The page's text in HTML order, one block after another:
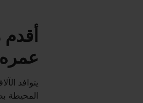
أقدم
عمره
يتوافد
المحيطة